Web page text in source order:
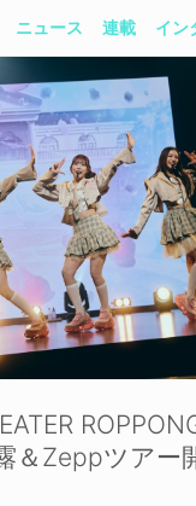
ニュース 連載 イン
＆Zeppツアー